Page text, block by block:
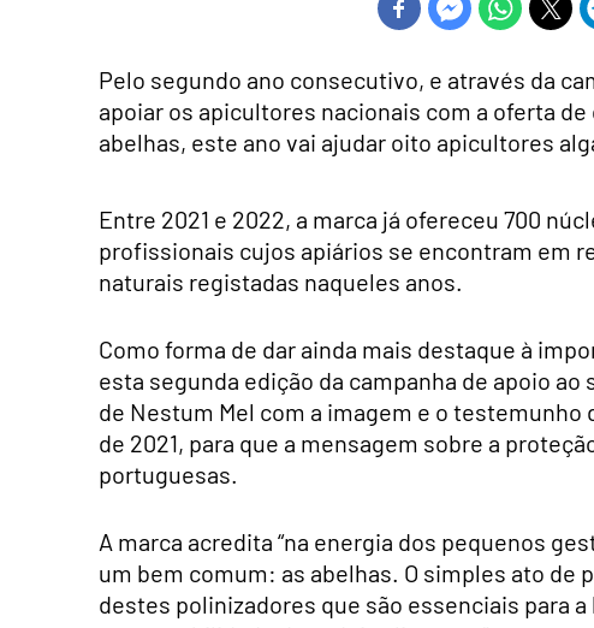
Pelo segundo ano consecutivo, e através da
apoiar os apicultores nacionais com a oferta
abelhas, este ano vai ajudar oito apicultores
Entre 2021 e 2022, a marca já ofereceu 700
profissionais cujos apiários se encontram em
naturais registadas naqueles anos.
Como forma de dar ainda mais destaque à
esta segunda edição da campanha de apoio
de Nestum Mel com a imagem e o
de 2021, para que a mensagem sobre a
portuguesas.
A marca acredita “na energia dos pequenos
um bem comum: as abelhas. O simples ato
destes polinizadores que são essenciais para